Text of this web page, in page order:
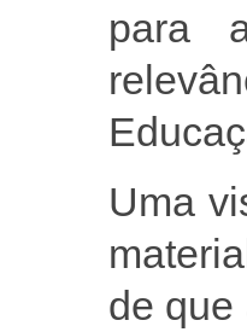
para
Uma
de que